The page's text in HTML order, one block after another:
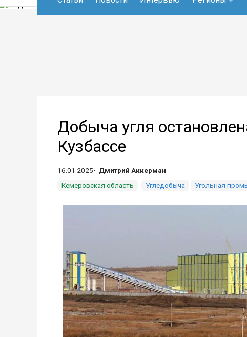
Добыча угля
Кузбассе
16.01.2025
Дмитрий Аккерман
Кемеровская область
Угледобыча Угольная